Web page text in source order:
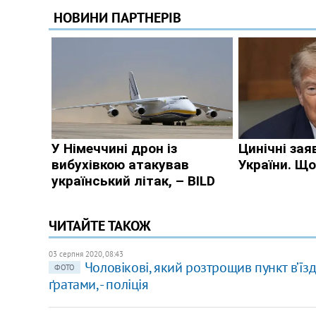
ЧИТАЙТЕ ТАКОЖ
03 серпня 2020, 08:43
ФОТО
Чоловікові, який розтрощив пункт
ґратами, - поліція